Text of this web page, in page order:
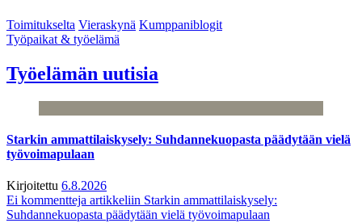
Toimitukselta Vieraskynä Kumppaniblogit
Työpaikat & työelämä
Työelämän uutisia
Starkin ammattilaiskysely: Suhdannekuopasta päädytään vielä
työvoimapulaan
Kirjoitettu 6.8.2026
Ei kommentteja artikkeliin Starkin ammattilaiskysely:
Suhdannekuopasta päädytään vielä työvoimapulaan